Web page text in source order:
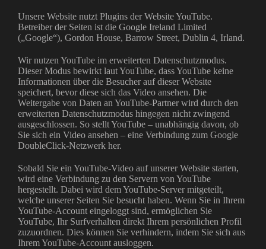
Unsere Website nutzt Plugins der Website YouTube.
Betreiber der Seiten ist die Google Ireland Limited
(„Google“), Gordon House, Barrow Street, Dublin 4, Irland.
Wir nutzen YouTube im erweiterten Datenschutzmodus.
Dieser Modus bewirkt laut YouTube, dass YouTube keine
Informationen über die Besucher auf dieser Website
speichert, bevor diese sich das Video ansehen. Die
Weitergabe von Daten an YouTube-Partner wird durch den
erweiterten Datenschutzmodus hingegen nicht zwingend
ausgeschlossen. So stellt YouTube – unabhängig davon, ob
Sie sich ein Video ansehen – eine Verbindung zum Google
DoubleClick-Netzwerk her.
Sobald Sie ein YouTube-Video auf unserer Website starten,
wird eine Verbindung zu den Servern von YouTube
hergestellt. Dabei wird dem YouTube-Server mitgeteilt,
welche unserer Seiten Sie besucht haben. Wenn Sie in Ihrem
YouTube-Account eingeloggt sind, ermöglichen Sie
YouTube, Ihr Surfverhalten direkt Ihrem persönlichen Profil
zuzuordnen. Dies können Sie verhindern, indem Sie sich aus
Ihrem YouTube-Account ausloggen.